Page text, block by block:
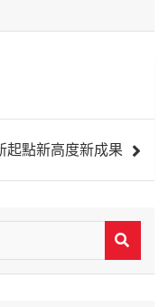
起點新高度新成果